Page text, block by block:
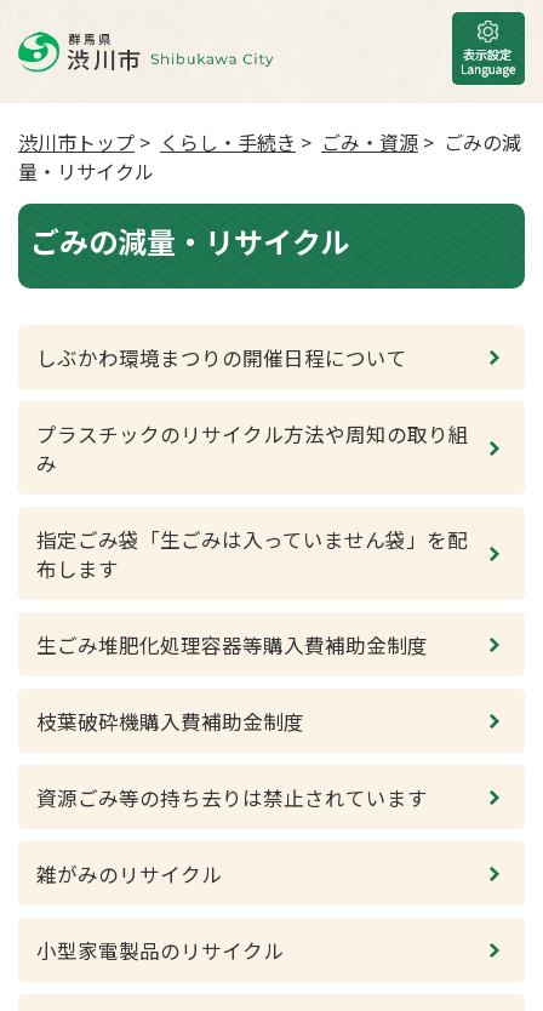
渋川市トップ > くらし・手続き > ごみ・資源 > ごみの減
量・リサイクル
ごみの減量・リサイクル
しぶかわ環境まつりの開催日程について
プラスチックのリサイクル方法や周知の取り組
み
指定ごみ袋「生ごみは入っていません袋」を配
布します
生ごみ堆肥化処理容器等購入費補助金制度
枝葉破砕機購入費補助金制度
資源ごみ等の持ち去りは禁止されています
雑がみのリサイクル
小型家電製品のリサイクル